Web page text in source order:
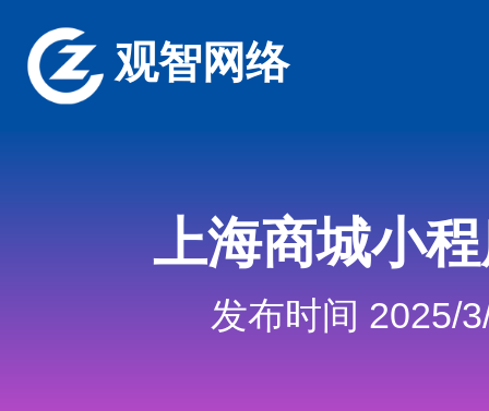
观智网络
上海商城小
发布时间 2025/